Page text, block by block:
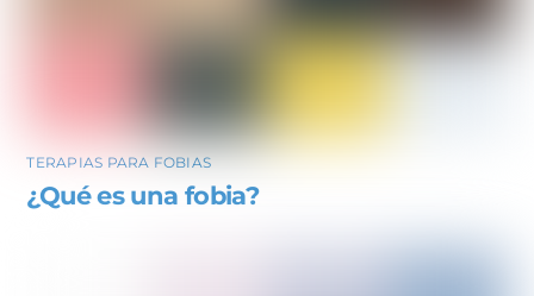
TERAPIAS PARA FOBIAS
¿Qué es una fobia?